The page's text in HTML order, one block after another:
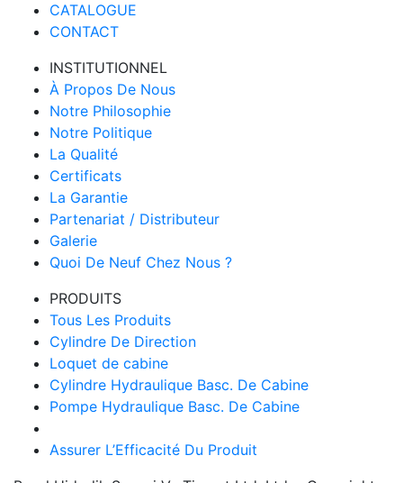
CATALOGUE
CONTACT
INSTITUTIONNEL
À Propos De Nous
Notre Philosophie
Notre Politique
La Qualité
Certificats
La Garantie
Partenariat / Distributeur
Galerie
Quoi De Neuf Chez Nous ?
PRODUITS
Tous Les Produits
Cylindre De Direction
Loquet de cabine
Cylindre Hydraulique Basc. De Cabine
Pompe Hydraulique Basc. De Cabine
Assurer L’Efficacité Du Produit